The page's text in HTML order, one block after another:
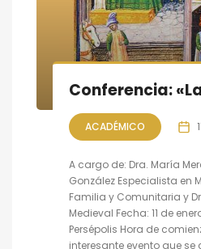
ACADÉMICO
A cargo de: Dra. María
González Especialista en
Familia y Comunitaria y
Medieval Fecha: 11 de
Persépolis Hora de
interesante evento que se